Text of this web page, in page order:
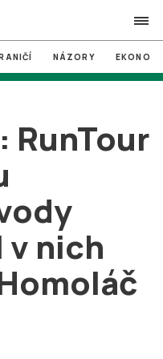
search
NÁZORY
RunTour
nich